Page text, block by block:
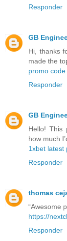
Responder
GB
Hi, thanks
made the
promo
Responder
GB
Hello! This
how much
1xbet latest
Responder
thomas
“Awesome
https://
Responder